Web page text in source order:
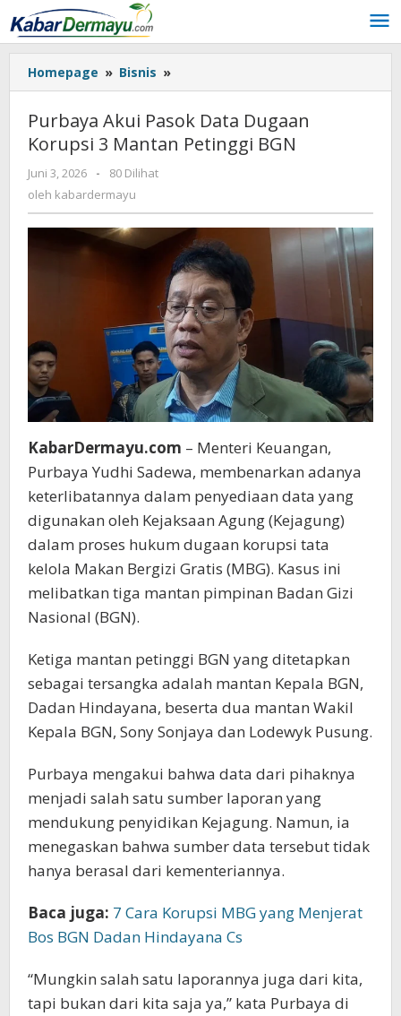
Lewati
ke
konten
Homepage » Bisnis »
Akui
Pasok
Data
Dugaan
BGN
Purbaya Akui Pasok Data Dugaan
Korupsi 3 Mantan Petinggi BGN
Juni 3, 2026
oleh
kabardermayu
-
80 Dilihat
oleh kabardermayu
KabarDermayu.com – Menteri Keuangan,
Purbaya Yudhi Sadewa, membenarkan adanya
keterlibatannya dalam penyediaan data yang
digunakan oleh Kejaksaan Agung (Kejagung)
dalam proses hukum dugaan korupsi tata
kelola Makan Bergizi Gratis (MBG). Kasus ini
melibatkan tiga mantan pimpinan Badan Gizi
Nasional (BGN).
Ketiga mantan petinggi BGN yang ditetapkan
sebagai tersangka adalah mantan Kepala BGN,
Dadan Hindayana, beserta dua mantan Wakil
Kepala BGN, Sony Sonjaya dan Lodewyk Pusung.
Purbaya mengakui bahwa data dari pihaknya
menjadi salah satu sumber laporan yang
mendukung penyidikan Kejagung. Namun, ia
menegaskan bahwa sumber data tersebut tidak
hanya berasal dari kementeriannya.
Baca juga: 7 Cara Korupsi MBG yang Menjerat
Bos BGN Dadan Hindayana Cs
“Mungkin salah satu laporannya juga dari kita,
tapi bukan dari kita saja ya,” kata Purbaya di